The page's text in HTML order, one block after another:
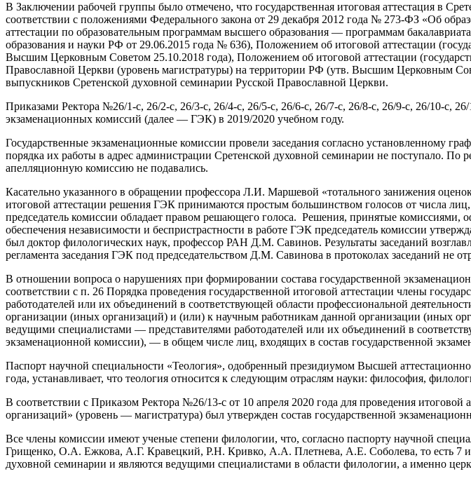
В Заключении рабочей группы было отмечено, что государственная итоговая аттестация в
соответствии с положениями Федерального закона от 29 декабря 2012 года № 273-ФЗ «Об
аттестации по образовательным программам высшего образования — программам
образования и науки РФ от 29.06.2015 года № 636), Положением об итоговой аттестации
Высшим Церковным Советом 25.10.2018 года), Положением об итоговой аттестации
Православной Церкви (уровень магистратуры) на территории РФ (утв. Высшим Церковным
выпускников Сретенской духовной семинарии Русской Православной Церкви.
Приказами Ректора №26/1-с, 26/2-с, 26/3-с, 26/4-с, 26/5-с, 26/6-с, 26/7-с, 26/8-с, 26/9-c, 26/10-с,
экзаменационных комиссий (далее — ГЭК) в 2019/2020 учебном году.
Государственные экзаменационные комиссии провели заседания согласно установленному
порядка их работы в адрес администрации Сретенской духовной семинарии не поступало. По
апелляционную комиссию не подавались.
Касательно указанного в обращении профессора Л.И. Маршевой «тотального занижения
итоговой аттестации решения ГЭК принимаются простым большинством голосов от числа
председатель комиссии обладает правом решающего голоса. Решения, принятые
обеспечения независимости и беспристрастности в работе ГЭК председатель комиссии
был доктор филологических наук, профессор РАН Д.М. Савинов. Результаты заседаний
регламента заседания ГЭК под председательством Д.М. Савинова в протоколах заседаний не
В отношении вопроса о нарушениях при формировании состава государственной
соответствии с п. 26 Порядка проведения государственной итоговой аттестации члены
работодателей или их объединений в соответствующей области профессиональной
организации (иных организаций) и (или) к научным работникам данной организации (иных
ведущими специалистами — представителями работодателей или их объединений в
экзаменационной комиссии), — в общем числе лиц, входящих в состав государственной
Паспорт научной специальности «Теология», одобренный президиумом Высшей
года, устанавливает, что теология относится к следующим отраслям науки: философия,
В соответствии с Приказом Ректора №26/13-с от 10 апреля 2020 года для проведения
организаций» (уровень — магистратура) был утвержден состав государственной
Все члены комиссии имеют ученые степени филологии, что, согласно паспорту научной
Грищенко, О.А. Ежкова, А.Г. Кравецкий, Р.Н. Кривко, А.А. Плетнева, А.Е. Соболева, то есть 7 из
духовной семинарии и являются ведущими специалистами в области филологии, а именно